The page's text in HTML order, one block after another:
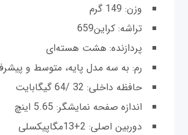
وزن: 149 گرم
تراشه: کراین659
پردازنده: هشت هسته‌ای
رم: به سه مدل پایه، متوسط و
حافظه داخلی: 32 /64 گیگابایت
اندازه صفحه نمایشگر: 5.65 اینچ
دوربین اصلی: 2+13مگاپیکسلی